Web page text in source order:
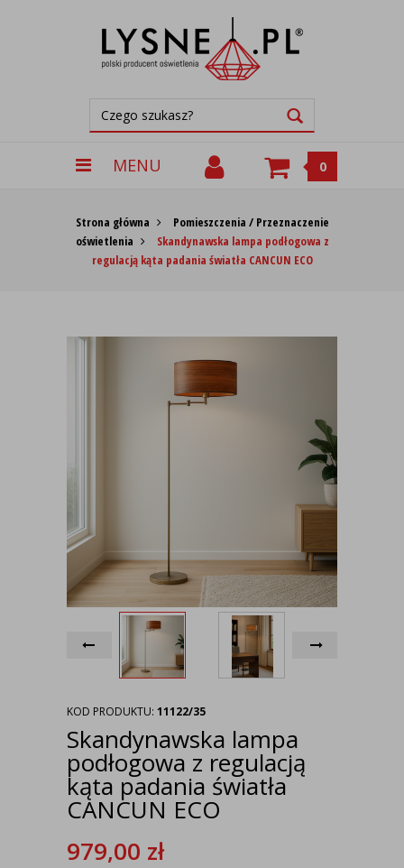
MENU 0
Strona główna
Pomieszczenia / Przeznaczenie
oświetlenia
Skandynawska lampa podłogowa z
regulacją kąta padania światła CANCUN ECO
KOD PRODUKTU: 11122/35
Skandynawska lampa
podłogowa z regulacją
kąta padania światła
CANCUN ECO
979,00 zł